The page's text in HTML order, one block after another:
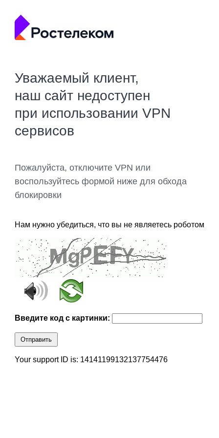
Уважаемый клиент,
наш сайт недоступен
при использовании VPN
сервисов
Пожалуйста, отключите VPN или
воспользуйтесь формой ниже для обхода
блокировки
Нам нужно убедиться, что вы не являетесь роботом
Введите код с картинки:
Отправить
Your support ID is: 14141199132137754476